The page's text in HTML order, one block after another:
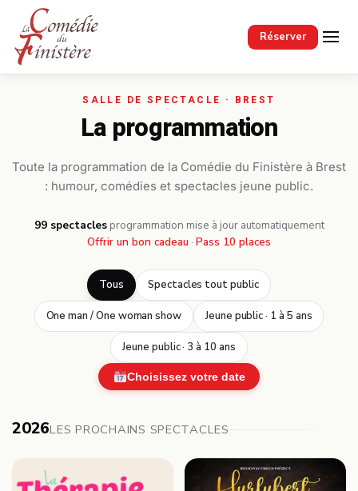
Réserver
Passer au contenu principal
La programmation
Toute la programmation de la Comédie du Finistère à Brest
: humour, comédies et spectacles jeune public.
99 spectacles· programmation mise à jour automatiquement
Offrir un bon cadeau · Pass 10 places
Tous Spectacles tout public
One man / One woman show Jeune public · 1 à 5 ans
Jeune public · 3 à 10 ans
Choisissez votre date
2026LES PROCHAINS SPECTACLES